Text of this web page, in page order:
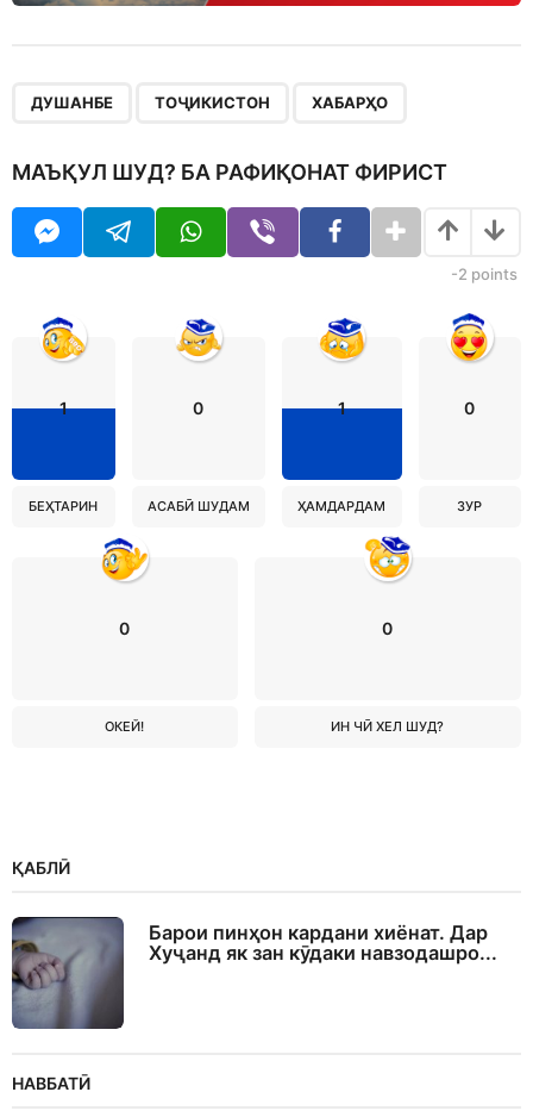
ДУШАНБЕ ТОҶИКИСТОН ХАБАРҲО
МАЪҚУЛ ШУД? БА РАФИҚОНАТ ФИРИСТ
-2 points
1
БЕҲТАРИН
0
АСАБӢ ШУДАМ
1
ҲАМДАРДАМ
0
ЗУР
0
ОКЕЙ!
0
ИН ЧӢ ХЕЛ ШУД?
ҚАБЛӢ
Барои пинҳон кардани хиёнат. Дар
Хуҷанд як зан кӯдаки навзодашро...
НАВБАТӢ